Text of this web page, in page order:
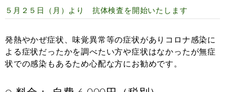
５月２５日（月）より 抗体検査を開始いたします
発熱やかぜ症状、味覚異常等の症状がありコロナ感染に
よる症状だったかを調べたい方や症状はなかったが無症
状での感染もあるため心配な方にお勧めです。